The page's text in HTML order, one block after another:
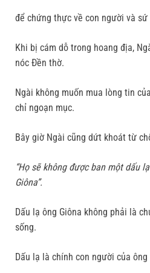
để chứng thực về con người và sứ
Khi bị cám dỗ trong hoang địa,
nóc Đền thờ.
Ngài không muốn mua lòng tin
chỉ ngoạn mục.
Bây giờ Ngài cũng dứt khoát từ
“Họ sẽ không được ban một dấu
Giôna”.
Dấu lạ ông Giôna không phải là
sống.
Dấu lạ là chính con người của